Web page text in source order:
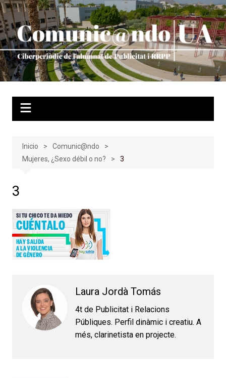
Saltar
al
contenido
Inicio
Comunic@ndo
Mujeres, ¿Sexo débil o no?
3
3
Laura Jordà Tomás
4t de Publicitat i Relacions
Públiques. Perfil dinàmic i creatiu. A
més, clarinetista en projecte.